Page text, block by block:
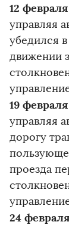
12 февраля
управляя
убедился
движении
19 февраля
управляя
дорогу
проезда
24 февраля